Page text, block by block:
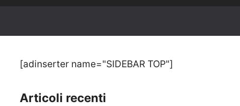
[adinserter name="SIDEBAR TOP"]
Articoli recenti